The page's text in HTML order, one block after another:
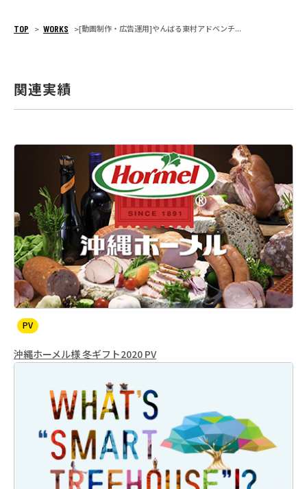
TOP > WORKS >[動画制作・広告運用]やんばる東村アドベンチ...
関連実績
PV
沖縄ホーメル様 冬ギフト2020 PV